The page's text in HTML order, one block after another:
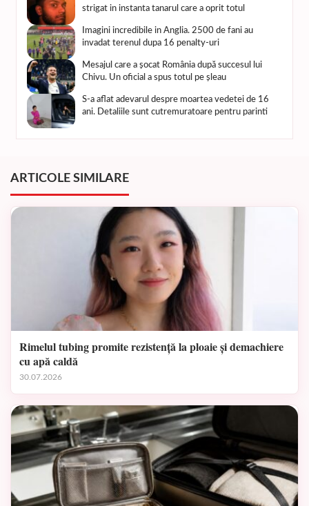
strigat in instanta tanarul care a oprit totul
Imagini incredibile in Anglia. 2500 de fani au
invadat terenul dupa 16 penalty-uri
Mesajul care a șocat România după succesul lui
Chivu. Un oficial a spus totul pe șleau
S-a aflat adevarul despre moartea vedetei de 16
ani. Detaliile sunt cutremuratoare pentru parinti
ARTICOLE SIMILARE
Rimelul tubing promite rezistență la ploaie și demachiere
cu apă caldă
30.07.2026